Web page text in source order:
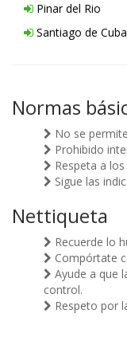
Pinar del Rio
Santiago de Cuba
Normas
No se
Prohibido
Respeta a
Sigue las
Nettiqueta
Recuerde lo
Compórtate
Ayude a que
control.
Respeto por